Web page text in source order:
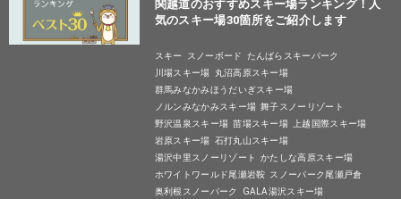
関越道のおすすめスキー場ランキング！人
気のスキー場30箇所をご紹介します
スキー スノーボード
たんばらスキーパーク
川場スキー場
丸沼高原スキー場
群馬みなかみほうだいぎスキー場
ノルンみなかみスキー場 舞子スノーリゾート
野沢温泉スキー場 苗場スキー場
上越国際スキー場
岩原スキー場 石打丸山スキー場
湯沢中里スノーリゾート
かたしな高原スキー場
ホワイトワールド尾瀬岩鞍 スノーパーク尾瀬戸倉
奥利根スノーパーク
GALA湯沢スキー場